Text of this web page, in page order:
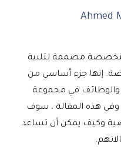
Ahmed
متخصصة مصممة لتلبية
إنها جزء أساسي من
والوظائف في مجموعة
هذه المقالة ، سوف
وكيف يمكن أن تساعد